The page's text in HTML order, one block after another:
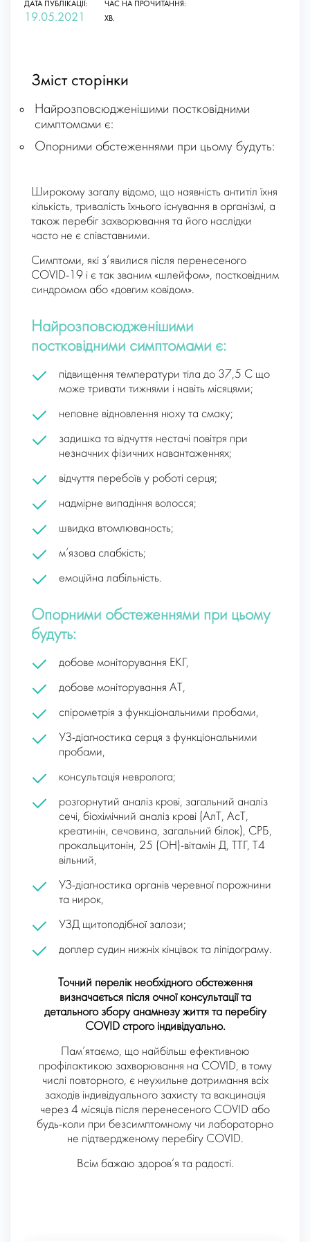
ДАТА ПУБЛІКАЦІЇ:
19.05.2021
ЧАС НА ПРОЧИТАННЯ:
ХВ.
Зміст сторінки
Найрозповсюдженішими постковідними
симптомами є:
Опорними обстеженнями при цьому будуть:
Широкому загалу відомо, що наявність антитіл їхня
кількість, тривалість їхнього існування в організмі, а
також перебіг захворювання та його наслідки
часто не є співставними.
Симптоми, які з’явилися після перенесеного
COVID-19 і є так званим «шлейфом», постковідним
синдромом або «довгим ковідом».
Найрозповсюдженішими
постковідними симптомами є:
підвищення температури тіла до 37,5 С що
може тривати тижнями і навіть місяцями;
неповне відновлення нюху та смаку;
задишка та відчуття нестачі повітря при
незначних фізичних навантаженнях;
відчуття перебоїв у роботі серця;
надмірне випадіння волосся;
швидка втомлюваность;
м‘язова слабкість;
емоційна лабільність.
Опорними обстеженнями при цьому
будуть:
добове моніторування ЕКГ,
добове моніторування АТ,
спірометрія з функціональними пробами,
УЗ-діагностика серця з функціональними
пробами,
консультація невролога;
розгорнутий аналіз крові, загальний аналіз
сечі, біохімічний аналіз крові (АлТ, АсТ,
креатинін, сечовина, загальний білок), СРБ,
прокальцитонін, 25 (OH)-вітамін Д, ТТГ, Т4
вільний,
УЗ-діагностика органів черевної порожнини
та нирок,
УЗД щитоподібної залози;
доплер судин нижніх кінцівок та ліпідограму.
Точний перелік необхідного обстеження
визначається після очної консультації та
детального збору анамнезу життя та перебігу
COVID строго індивідуально.
Пам‘ятаємо, що найбільш ефективною
профілактикою захворювання на COVID, в тому
числі повторного, є неухильне дотримання всіх
заходів індивідуального захисту та вакцинація
через 4 місяців після перенесеного COVID або
будь-коли при безсимптомному чи лабораторно
не підтвердженому перебігу COVID.
Всім бажаю здоров‘я та радості.